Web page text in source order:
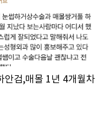
안검,매몰 1년 4개월차